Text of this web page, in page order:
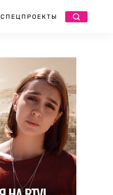
СПЕЦПРОЕКТЫ